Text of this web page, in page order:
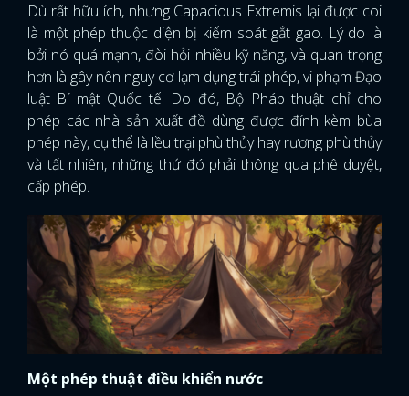
Dù rất hữu ích, nhưng Capacious Extremis lại được coi
là một phép thuộc diện bị kiểm soát gắt gao. Lý do là
bởi nó quá mạnh, đòi hỏi nhiều kỹ năng, và quan trọng
hơn là gây nên nguy cơ lạm dụng trái phép, vi phạm Đạo
luật Bí mật Quốc tế. Do đó, Bộ Pháp thuật chỉ cho
phép các nhà sản xuất đồ dùng được đính kèm bùa
phép này, cụ thể là lều trại phù thủy hay rương phù thủy
và tất nhiên, những thứ đó phải thông qua phê duyệt,
cấp phép.
Một phép thuật điều khiển nước